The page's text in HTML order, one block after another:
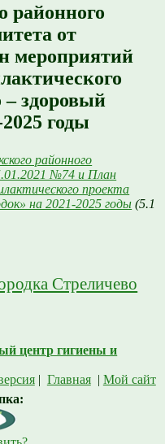
районного
от
мероприятий
– здоровый
годы
районного
№74 и План
проекта
на 2021-2025 годы (5.1
Стреличево
центр гигиены и
| Главная| Мой сайт